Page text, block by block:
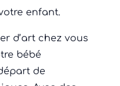
enfant.
d’art chez vous
bébé
de